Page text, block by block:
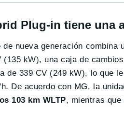
Plug-in tiene una
nueva generación
kW), una caja de
de 339 CV (249 kW), lo que
De acuerdo con MG, la
103 km WLTP, mientras que